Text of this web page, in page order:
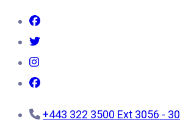
+443 322 3500 Ext 3056 -